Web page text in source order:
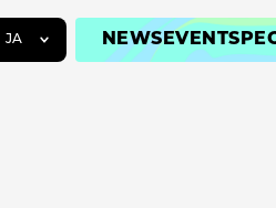
JA NEWSEVENT